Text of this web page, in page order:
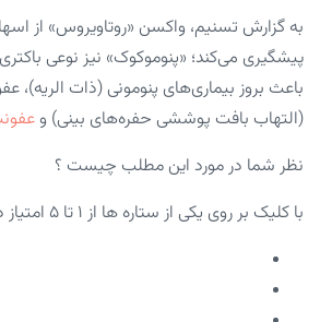
به گزارش تسنیم، واکسن «روتاویروس» از
پیشگیری می‌کند؛ «پنوموکوک» نیز نوعی
باعث بروز بیماری‌های پنومونی (ذات الریه)،
(التهاب بافت پوششی حفره‌های بینی) و
نظر شما در مورد این مطلب چیست ؟
با کلیک بر روی یکی از ستاره ها از ۱ تا ۵ امتیاز دهید :